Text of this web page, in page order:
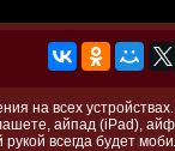
на всех
айпад (iPad),
всегда будет